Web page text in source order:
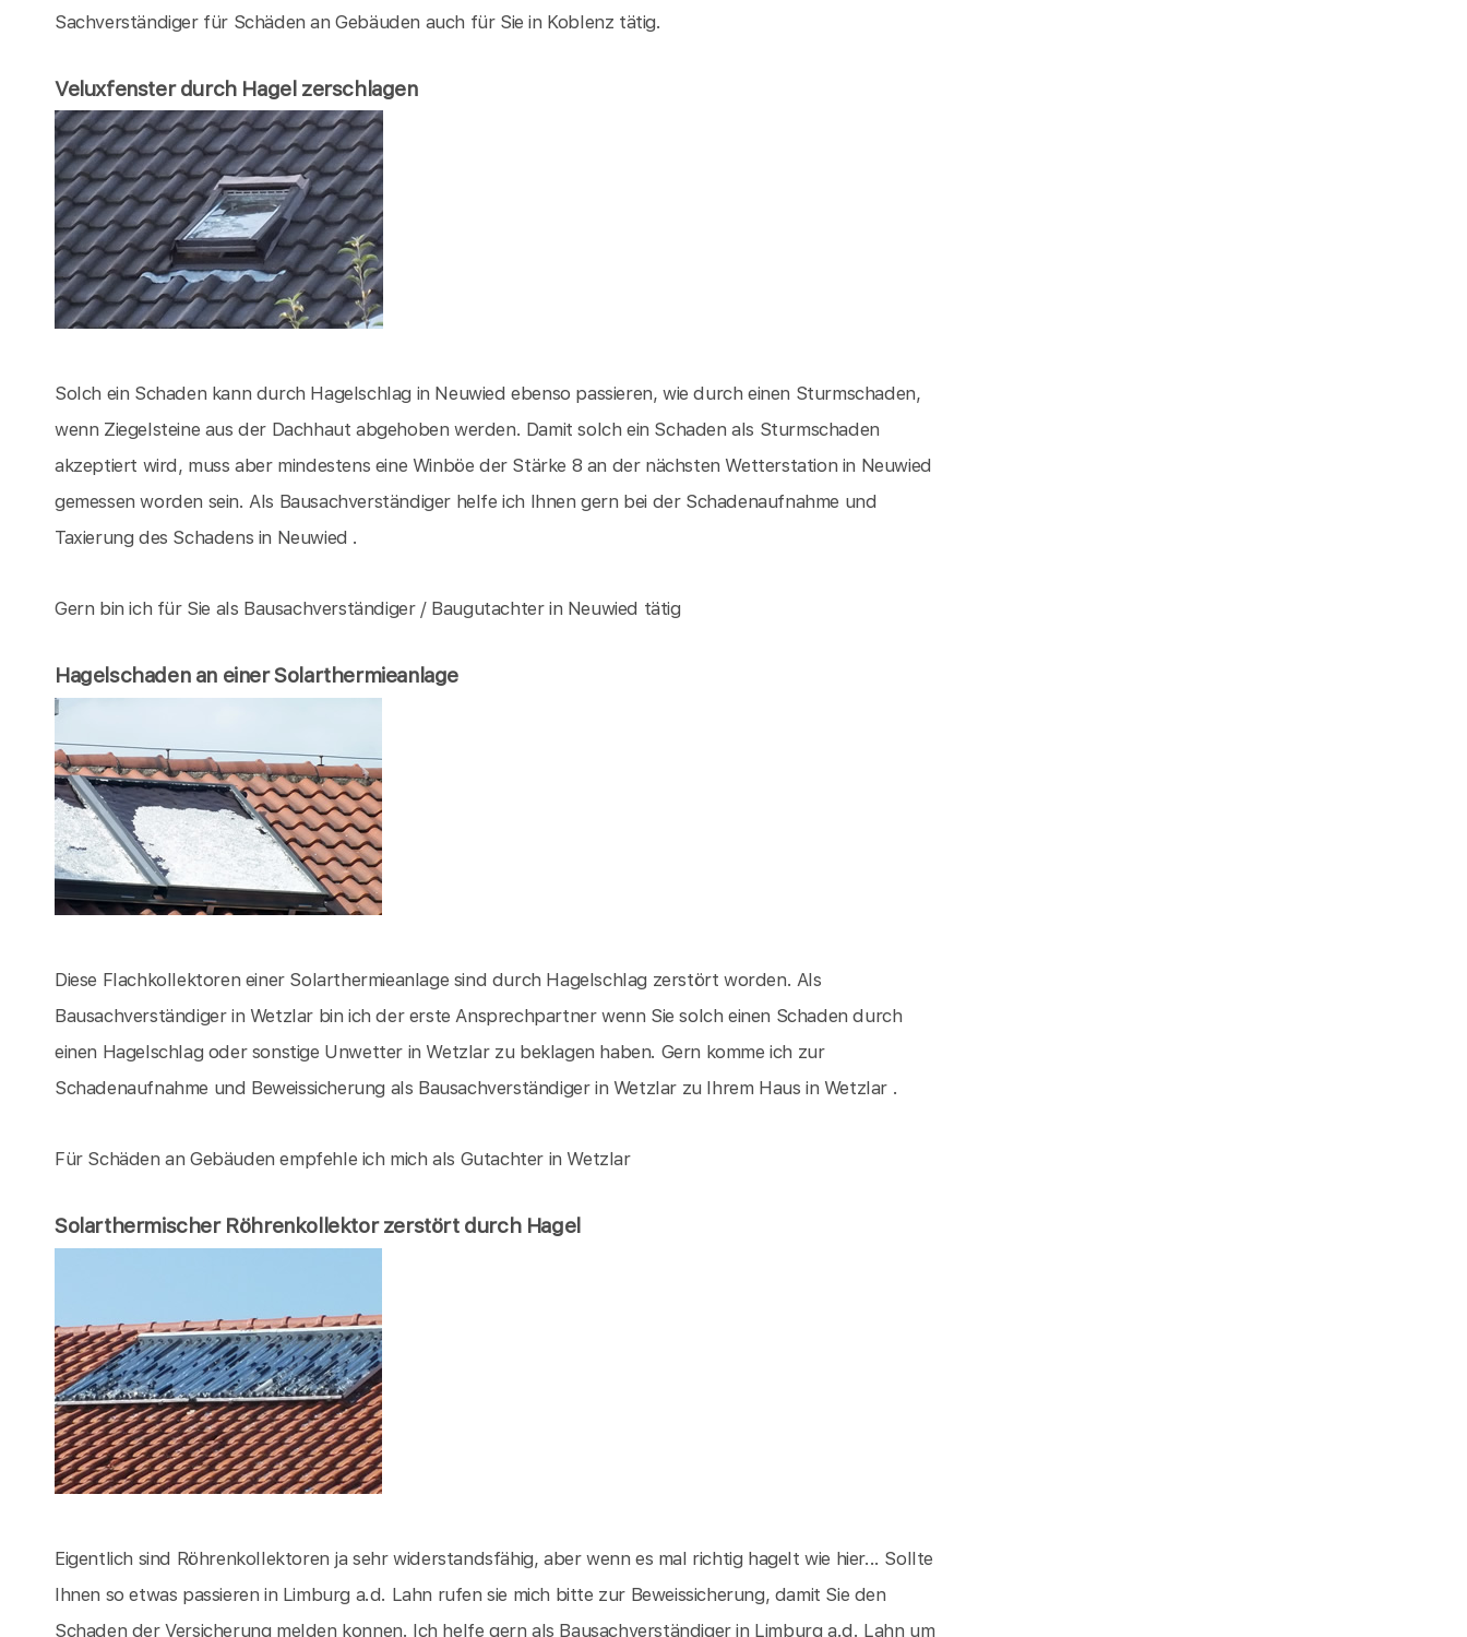
Sachverständiger für Schäden an Gebäuden auch für Sie in Koblenz tätig.
Veluxfenster durch Hagel zerschlagen
Solch ein Schaden kann durch Hagelschlag in Neuwied ebenso passieren, wie durch einen Sturmschaden,
wenn Ziegelsteine aus der Dachhaut abgehoben werden. Damit solch ein Schaden als Sturmschaden
akzeptiert wird, muss aber mindestens eine Winböe der Stärke 8 an der nächsten Wetterstation in Neuwied
gemessen worden sein. Als Bausachverständiger helfe ich Ihnen gern bei der Schadenaufnahme und
Taxierung des Schadens in Neuwied .
Gern bin ich für Sie als Bausachverständiger / Baugutachter in Neuwied tätig
Hagelschaden an einer Solarthermieanlage
Diese Flachkollektoren einer Solarthermieanlage sind durch Hagelschlag zerstört worden. Als
Bausachverständiger in Wetzlar bin ich der erste Ansprechpartner wenn Sie solch einen Schaden durch
einen Hagelschlag oder sonstige Unwetter in Wetzlar zu beklagen haben. Gern komme ich zur
Schadenaufnahme und Beweissicherung als Bausachverständiger in Wetzlar zu Ihrem Haus in Wetzlar .
Für Schäden an Gebäuden empfehle ich mich als Gutachter in Wetzlar
Solarthermischer Röhrenkollektor zerstört durch Hagel
Eigentlich sind Röhrenkollektoren ja sehr widerstandsfähig, aber wenn es mal richtig hagelt wie hier... Sollte
Ihnen so etwas passieren in Limburg a.d. Lahn rufen sie mich bitte zur Beweissicherung, damit Sie den
Schaden der Versicherung melden konnen. Ich helfe gern als Bausachverständiger in Limburg a.d. Lahn um